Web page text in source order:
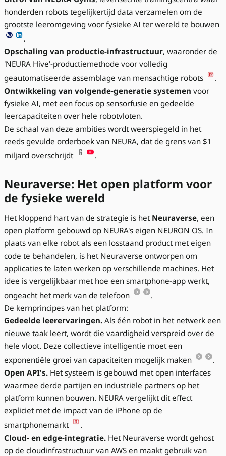
honderden robots tegelijkertijd data verzamelen om de
grootste leeromgeving voor fysieke AI ter wereld te bouwen
.
Opschaling van productie-infrastructuur, waaronder de
'NEURA Hive'-productiemethode voor volledig
geautomatiseerde assemblage van mensachtige robots
.
Ontwikkeling van volgende-generatie systemen voor
fysieke AI, met een focus op sensorfusie en gedeelde
leercapaciteiten over hele robotvloten.
De schaal van deze ambities wordt weerspiegeld in het
reeds gevulde orderboek van NEURA, dat de grens van $1
miljard overschrijdt
.
Neuraverse: Het open platform voor
de fysieke wereld
Het kloppend hart van de strategie is het Neuraverse, een
open platform gebouwd op NEURA's eigen NEURON OS. In
plaats van elke robot als een losstaand product met eigen
code te behandelen, is het Neuraverse ontworpen om
applicaties te laten werken op verschillende machines. Het
idee is vergelijkbaar met hoe een smartphone-app werkt,
ongeacht het merk van de telefoon
.
De kernprincipes van het platform:
Gedeelde leerervaringen. Als één robot in het netwerk een
nieuwe taak leert, wordt die vaardigheid verspreid over de
hele vloot. Deze collectieve intelligentie moet een
exponentiële groei van capaciteiten mogelijk maken
.
Open API's. Het systeem is gebouwd met open interfaces
waarmee derde partijen en industriële partners op het
platform kunnen bouwen. NEURA vergelijkt dit effect
expliciet met de impact van de iPhone op de
smartphonemarkt
.
Cloud- en edge-integratie. Het Neuraverse wordt gehost
op de cloudinfrastructuur van AWS en maakt gebruik van